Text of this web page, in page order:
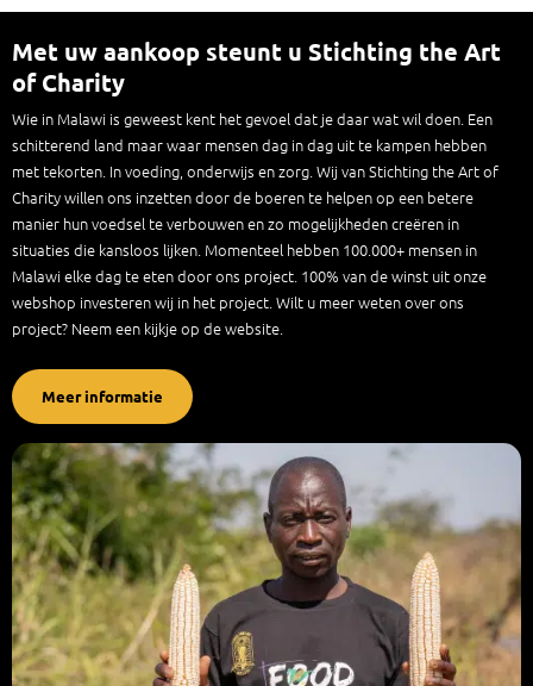
Met uw aankoop steunt u Stichting the Art
of Charity
Wie in Malawi is geweest kent het gevoel dat je daar wat wil doen. Een
schitterend land maar waar mensen dag in dag uit te kampen hebben
met tekorten. In voeding, onderwijs en zorg. Wij van Stichting the Art of
Charity willen ons inzetten door de boeren te helpen op een betere
manier hun voedsel te verbouwen en zo mogelijkheden creëren in
situaties die kansloos lijken. Momenteel hebben 100.000+ mensen in
Malawi elke dag te eten door ons project. 100% van de winst uit onze
webshop investeren wij in het project. Wilt u meer weten over ons
project? Neem een kijkje op de website.
Meer informatie